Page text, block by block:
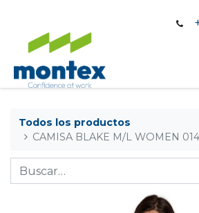
Todos los productos
CAMISA BLAKE M/L WOMEN